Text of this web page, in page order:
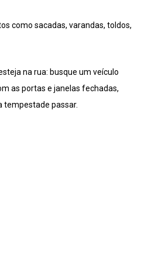
como sacadas, varandas, toldos,
na rua: busque um veículo
as portas e janelas fechadas,
tempestade passar.